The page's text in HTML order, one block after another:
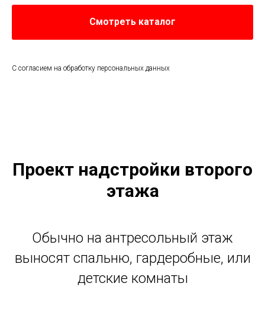
Смотреть каталог
С согласием на обработку персональных данных
Проект надстройки второго
этажа
Обычно на антресольный этаж
выносят спальню, гардеробные, или
детские комнаты